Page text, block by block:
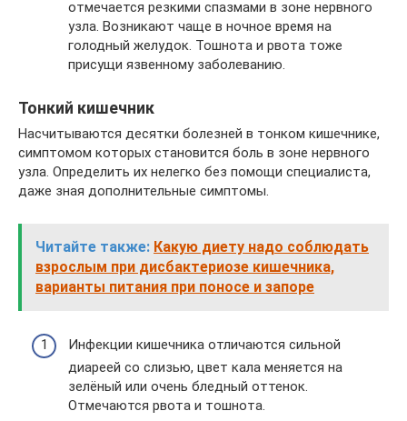
отмечается резкими спазмами в зоне нервного
узла. Возникают чаще в ночное время на
голодный желудок. Тошнота и рвота тоже
присущи язвенному заболеванию.
Тонкий кишечник
Насчитываются десятки болезней в тонком кишечнике,
симптомом которых становится боль в зоне нервного
узла. Определить их нелегко без помощи специалиста,
даже зная дополнительные симптомы.
Читайте также: Какую диету надо соблюдать
взрослым при дисбактериозе кишечника,
варианты питания при поносе и запоре
Инфекции кишечника отличаются сильной
диареей со слизью, цвет кала меняется на
зелёный или очень бледный оттенок.
Отмечаются рвота и тошнота.